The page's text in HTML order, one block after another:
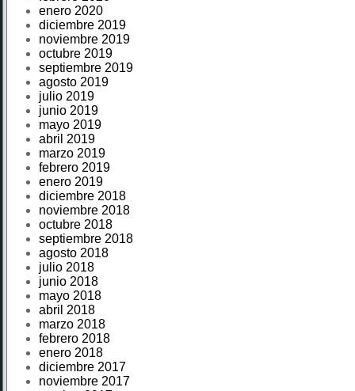
enero 2020
diciembre 2019
noviembre 2019
octubre 2019
septiembre 2019
agosto 2019
julio 2019
junio 2019
mayo 2019
abril 2019
marzo 2019
febrero 2019
enero 2019
diciembre 2018
noviembre 2018
octubre 2018
septiembre 2018
agosto 2018
julio 2018
junio 2018
mayo 2018
abril 2018
marzo 2018
febrero 2018
enero 2018
diciembre 2017
noviembre 2017